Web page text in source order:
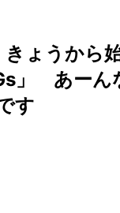
きょうから
」 あーん
す